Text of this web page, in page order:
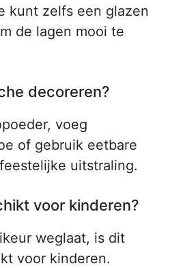
kunt zelfs een glazen
de lagen mooi te
decoreren?
voeg
of gebruik eetbare
uitstraling.
voor kinderen?
weglaat, is dit
voor kinderen.